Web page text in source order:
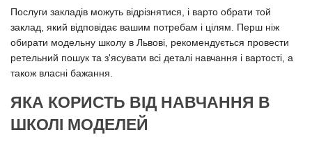
Послуги закладів можуть відрізнятися, і варто обрати той
заклад, який відповідає вашим потребам і цілям. Перш ніж
обирати модельну школу в Львові, рекомендується провести
ретельний пошук та з'ясувати всі деталі навчання і вартості, а
також власні бажання.
ЯКА КОРИСТЬ ВІД НАВЧАННЯ В
ШКОЛІ МОДЕЛЕЙ